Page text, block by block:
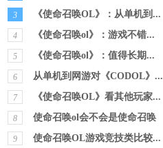
3 《使命召唤OL》：从单机到...
4 《使命召唤ol》：游戏不错...
5 《使命召唤ol》：值得长期...
6 从单机到网游对《CODOL》...
7 《使命召唤OL》看其他玩家...
8 使命召唤ol会不会是使命召唤
9 使命召唤OL游戏竞技类比较...